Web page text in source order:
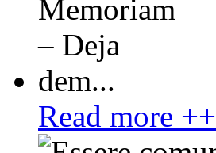
Read more ++